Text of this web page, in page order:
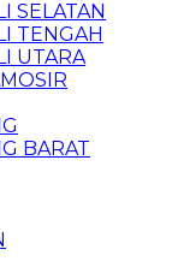
SELATAN
TENGAH
UTARA
BARAT